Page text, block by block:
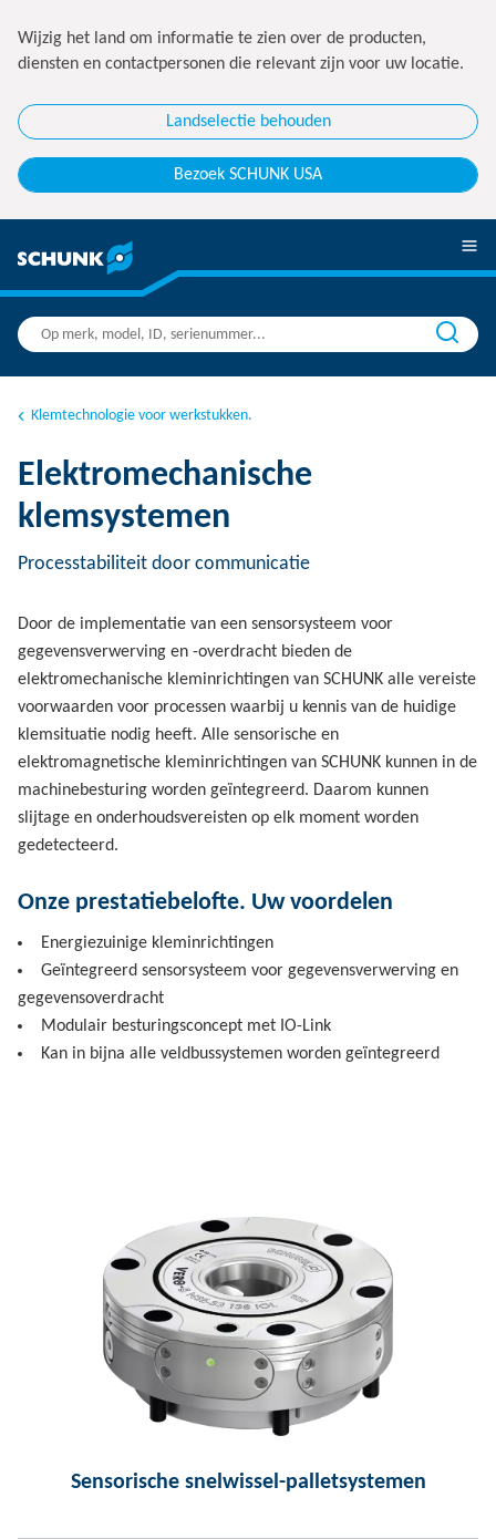
Wijzig het land om informatie te zien over de producten,
diensten en contactpersonen die relevant zijn voor uw locatie.
Landselectie behouden
Bezoek SCHUNK USA
Klemtechnologie voor werkstukken.
Elektromechanische
klemsystemen
Processtabiliteit door communicatie
Door de implementatie van een sensorsysteem voor
gegevensverwerving en -overdracht bieden de
elektromechanische kleminrichtingen van SCHUNK alle vereiste
voorwaarden voor processen waarbij u kennis van de huidige
klemsituatie nodig heeft. Alle sensorische en
elektromagnetische kleminrichtingen van SCHUNK kunnen in de
machinebesturing worden geïntegreerd. Daarom kunnen
slijtage en onderhoudsvereisten op elk moment worden
gedetecteerd.
Onze prestatiebelofte. Uw voordelen
Energiezuinige kleminrichtingen
Geïntegreerd sensorsysteem voor gegevensverwerving en
gegevensoverdracht
Modulair besturingsconcept met IO-Link
Kan in bijna alle veldbussystemen worden geïntegreerd
Sensorische snelwissel-palletsystemen